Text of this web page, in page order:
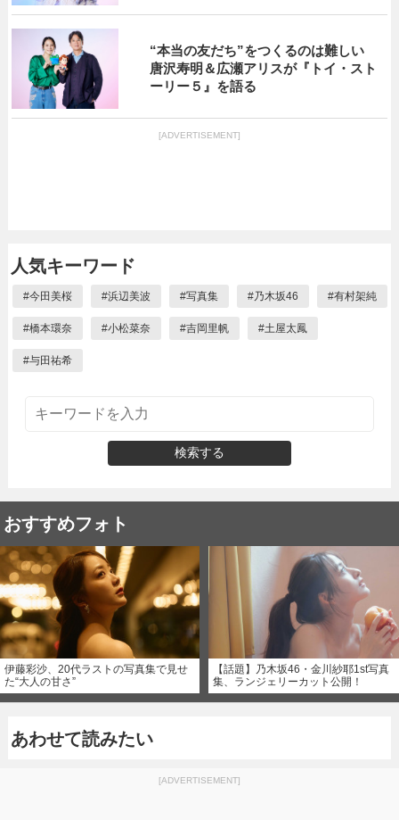
“本当の友だち”をつくるのは難しい
唐沢寿明＆広瀬アリスが『トイ・スト
ーリー５』を語る
[ADVERTISEMENT]
人気キーワード
#今田美桜 #浜辺美波 #写真集 #乃木坂46 #有村架純
#橋本環奈 #小松菜奈 #吉岡里帆 #土屋太鳳
#与田祐希
検索する
おすすめフォト
伊藤彩沙、20代ラストの写真集で見せ
た“大人の甘さ”
【話題】乃木坂46・金川紗耶1st写真
集、ランジェリーカット公開！
あわせて読みたい
[ADVERTISEMENT]